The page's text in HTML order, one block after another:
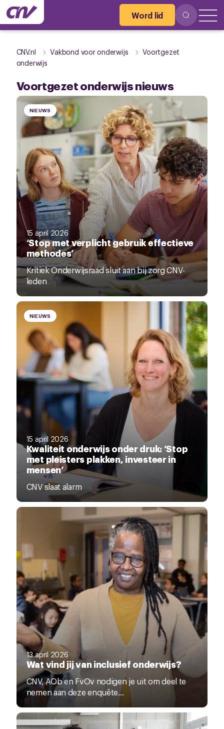
Word lid
CNV.nl Vakbond voor onderwijs
Voortgezet
onderwijs
Voortgezet onderwijs nieuws
NIEUWS
15 april 2026
‘Stop met verplicht gebruik effectieve
methodes’
Kritiek Onderwijsraad sluit aan bij zorg CNV-
leden
NIEUWS
15 april 2026
Kwaliteit onderwijs onder druk: ‘Stop
met pleisters plakken, investeer in
mensen’
CNV slaat alarm
13 april 2026
Wat vind jij van inclusief onderwijs?
CNV, AOb en FvOv nodigen je uit om deel te
nemen aan deze enquête...